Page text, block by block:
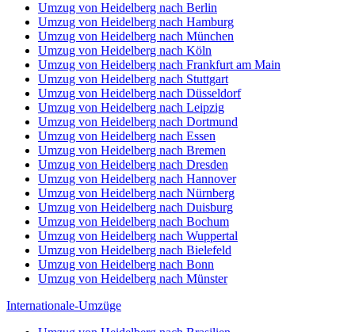
Umzug von Heidelberg nach Berlin
Umzug von Heidelberg nach Hamburg
Umzug von Heidelberg nach München
Umzug von Heidelberg nach Köln
Umzug von Heidelberg nach Frankfurt am Main
Umzug von Heidelberg nach Stuttgart
Umzug von Heidelberg nach Düsseldorf
Umzug von Heidelberg nach Leipzig
Umzug von Heidelberg nach Dortmund
Umzug von Heidelberg nach Essen
Umzug von Heidelberg nach Bremen
Umzug von Heidelberg nach Dresden
Umzug von Heidelberg nach Hannover
Umzug von Heidelberg nach Nürnberg
Umzug von Heidelberg nach Duisburg
Umzug von Heidelberg nach Bochum
Umzug von Heidelberg nach Wuppertal
Umzug von Heidelberg nach Bielefeld
Umzug von Heidelberg nach Bonn
Umzug von Heidelberg nach Münster
Internationale-Umzüge